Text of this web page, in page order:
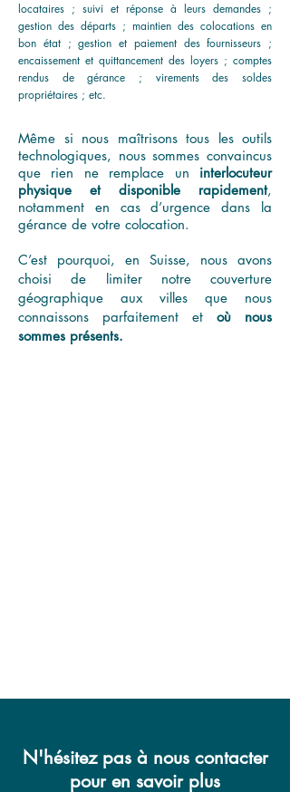
locataires ; suivi et réponse à leurs demandes ;
gestion des départs ; maintien des colocations en
bon état ; gestion et paiement des fournisseurs ;
encaissement et quittancement des loyers ; comptes
rendus de gérance ; virements des soldes
propriétaires ; etc.
Même si nous maîtrisons tous les outils
technologiques, nous sommes convaincus
que rien ne remplace un interlocuteur
physique et disponible rapidement,
notamment en cas d’urgence dans la
gérance de votre colocation.
C’est pourquoi, en Suisse, nous avons
choisi de limiter notre couverture
géographique aux villes que nous
connaissons parfaitement et où nous
sommes présents.
N'hésitez pas à nous contacter
pour en savoir plus